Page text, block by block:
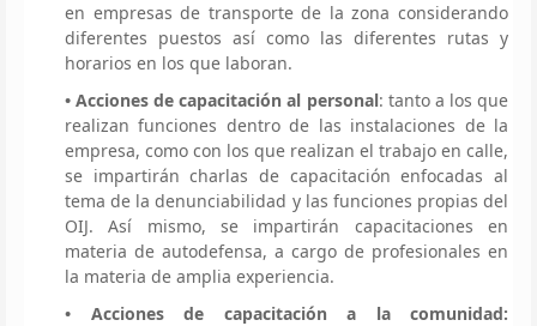
en empresas de transporte de la zona considerando
diferentes puestos así como las diferentes rutas y
horarios en los que laboran.
• Acciones de capacitación al personal: tanto a los que
realizan funciones dentro de las instalaciones de la
empresa, como con los que realizan el trabajo en calle,
se impartirán charlas de capacitación enfocadas al
tema de la denunciabilidad y las funciones propias del
OIJ. Así mismo, se impartirán capacitaciones en
materia de autodefensa, a cargo de profesionales en
la materia de amplia experiencia.
• Acciones de capacitación a la comunidad: